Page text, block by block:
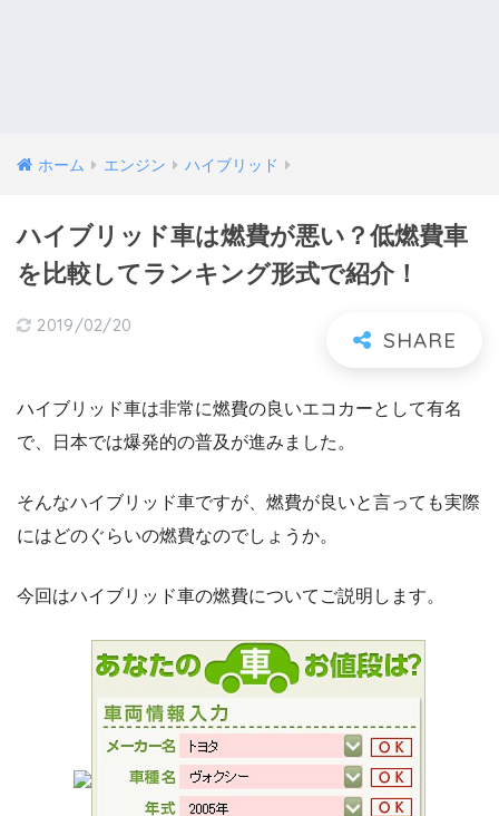
ホーム エンジン ハイブリッド
ハイブリッド車は燃費が悪い？低燃費車
を比較してランキング形式で紹介！
2019/02/20
ハイブリッド車は非常に燃費の良いエコカーとして有名
で、日本では爆発的の普及が進みました。
そんなハイブリッド車ですが、燃費が良いと言っても実際
にはどのぐらいの燃費なのでしょうか。
今回はハイブリッド車の燃費についてご説明します。